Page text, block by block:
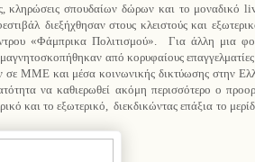
κληρώσεις σπουδαίων δώρων και το μοναδικό
διεξήχθησαν στους κλειστούς και
«Φάμπρικα Πολιτισμού».
Για άλλη μια
από κορυφαίους
σε ΜΜΕ και μέσα κοινωνικής δικτύωσης στην
να καθιερωθεί ακόμη περισσότερο ο
και το εξωτερικό,
διεκδικώντας επάξια το